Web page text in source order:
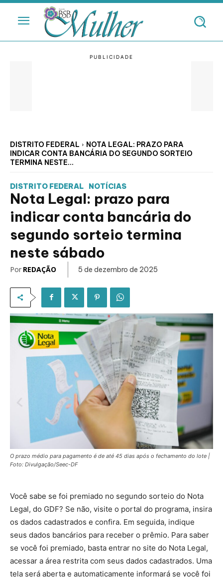
DISTRITO FEDERAL
NOTA LEGAL: PRAZO PARA
INDICAR CONTA BANCÁRIA DO SEGUNDO SORTEIO
TERMINA NESTE...
DISTRITO FEDERAL NOTÍCIAS
Nota Legal: prazo para
indicar conta bancária do
segundo sorteio termina
neste sábado
Por REDAÇÃO 5 de dezembro de 2025
O prazo médio para pagamento é de até 45 dias após o fechamento do lote |
Foto: Divulgação/Seec-DF
Você sabe se foi premiado no segundo sorteio do Nota
Legal, do GDF? Se não, visite o portal do programa, insira
os dados cadastrados e confira. Em seguida, indique
seus dados bancários para receber o prêmio. Para saber
se você foi premiado, basta entrar no site do Nota Legal,
acessar a área restrita com seus dados cadastrados. Uma
tela será aberta e automaticamente informará se você foi